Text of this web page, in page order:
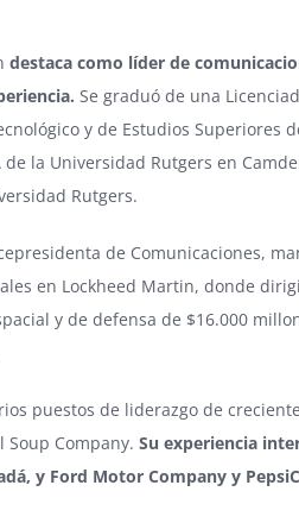
destaca como líder de
Se graduó de una
y de Estudios Superiores
la Universidad Rutgers en
Rutgers.
de Comunicaciones,
en Lockheed Martin, donde
y de defensa de $16.000
puestos de liderazgo de
Soup Company. Su experiencia
y Ford Motor Company y